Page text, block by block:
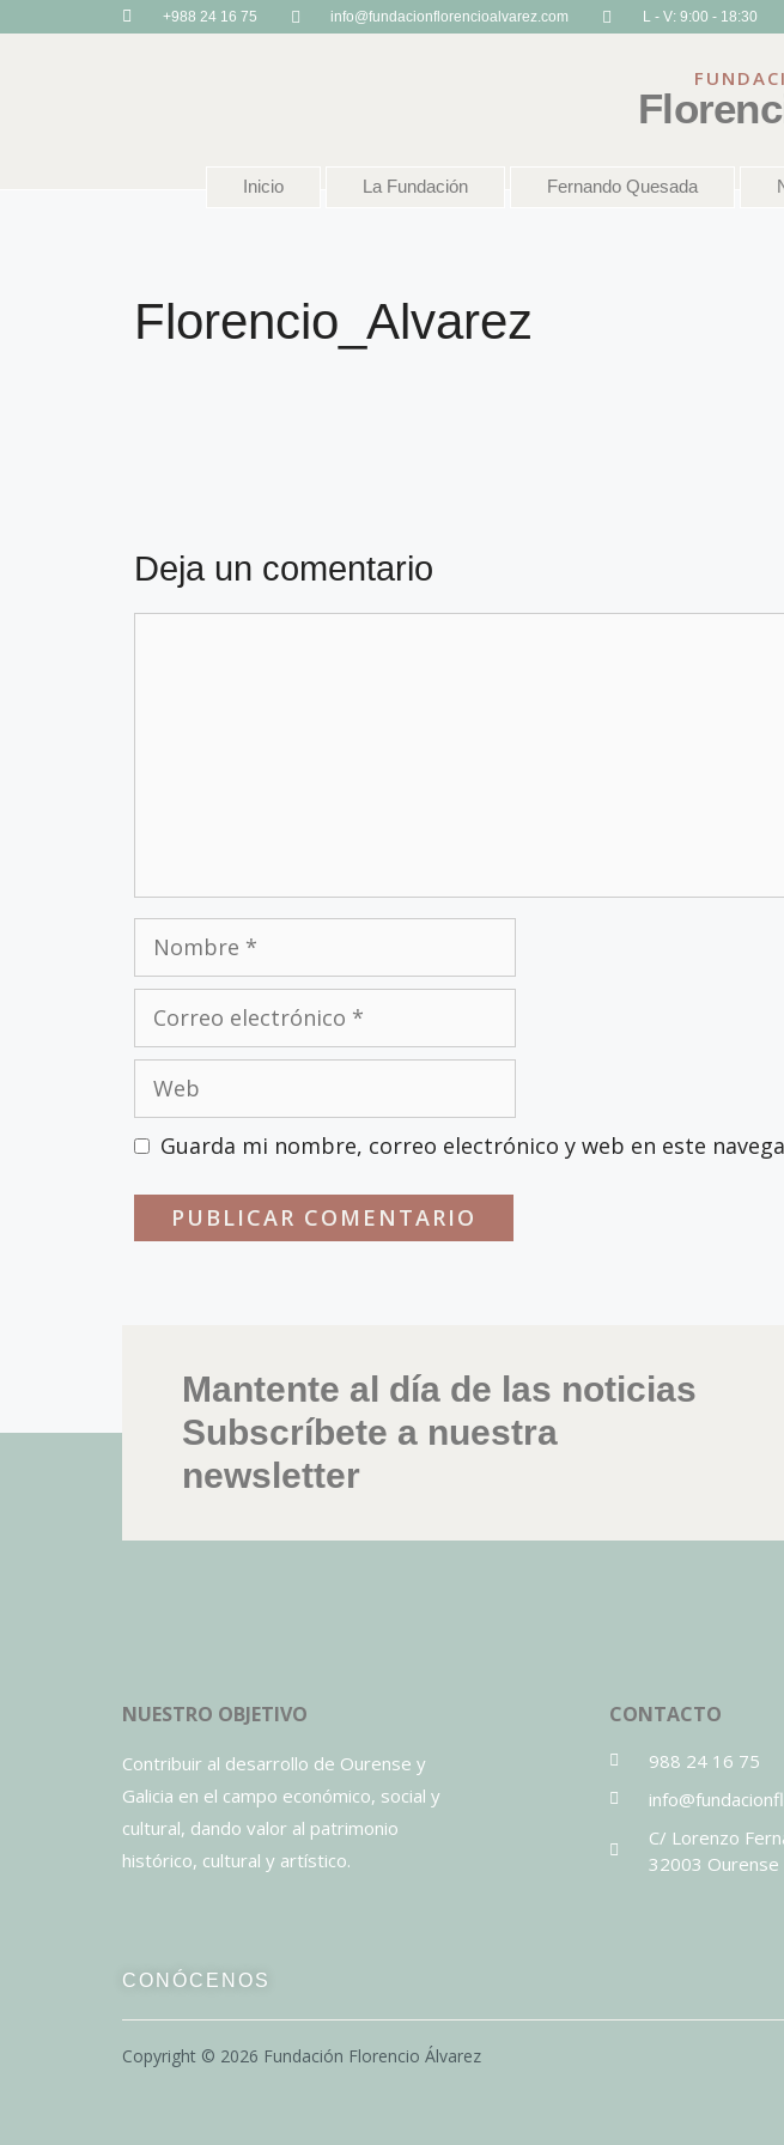
+988 24 16 75 info@fundacionflorencioalvarez.com L - V: 9:00 - 18:30
Inicio La Fundación Fernando Quesada
Florencio_Alvarez
Deja un comentario
Guarda mi nombre, correo electrónico y web en este
Mantente al día de las noticias
Subscríbete a nuestra
newsletter
NUESTRO OBJETIVO
Contribuir al desarrollo de Ourense y
Galicia en el campo económico, social y
cultural, dando valor al patrimonio
histórico, cultural y artístico.
CONÓCENOS
CONTACTO
988 24 16 75
C/ Lorenzo
32003 Ourense
Copyright © 2026 Fundación Florencio Álvarez